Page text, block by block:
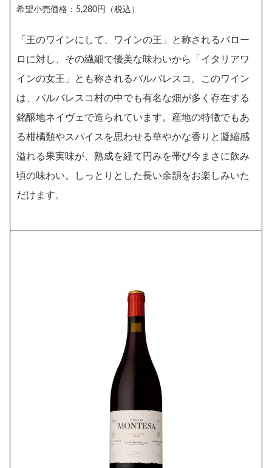
希望小売価格：5,280円（税込）
「王のワインにして、ワインの王」と称されるバロー
ロに対し、その繊細で優美な味わいから「イタリアワ
インの女王」とも称されるバルバレスコ。このワイン
は、バルバレスコ村の中でも有名な畑が多く存在する
銘醸地ネイヴェで造られています。産地の特徴でもあ
る柑橘類やスパイスを思わせる華やかな香りと凝縮感
溢れる果実味が、熟成を経て円みを帯び今まさに飲み
頃の味わい。しっとりとした長い余韻をお楽しみいた
だけます。